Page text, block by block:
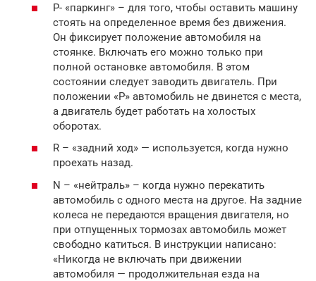
P- «паркинг» – для того, чтобы оставить машину
стоять на определенное время без движения.
Он фиксирует положение автомобиля на
стоянке. Включать его можно только при
полной остановке автомобиля. В этом
состоянии следует заводить двигатель. При
положении «Р» автомобиль не двинется с места,
а двигатель будет работать на холостых
оборотах.
R – «задний ход» — используется, когда нужно
проехать назад.
N – «нейтраль» – когда нужно перекатить
автомобиль с одного места на другое. На задние
колеса не передаются вращения двигателя, но
при отпущенных тормозах автомобиль может
свободно катиться. В инструкции написано:
«Никогда не включать при движении
автомобиля — продолжительная езда на